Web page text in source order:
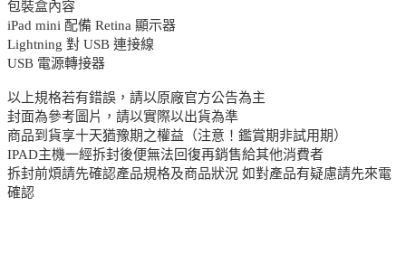
包裝盒內容
iPad mini 配備 Retina 顯示器
Lightning 對 USB 連接線
USB 電源轉接器
以上規格若有錯誤，請以原廠官方公告為主
封面為參考圖片，請以實際以出貨為準
商品到貨享十天猶豫期之權益（注意！鑑賞期非試用期）
IPAD主機一經拆封後便無法回復再銷售給其他消費者
拆封前煩請先確認產品規格及商品狀況 如對產品有疑慮請先來電
確認